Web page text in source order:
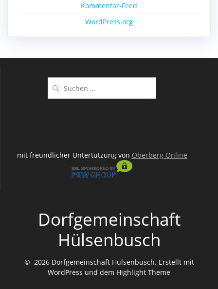
Kommentar-Feed
WordPress.org
nach:
mit freundlicher Untertützung von Oberberg Online
Dorfgemeinschaft
Hülsenbusch
© 2026 Dorfgemeinschaft Hülsenbusch. Erstellt mit
WordPress und dem Highlight Theme